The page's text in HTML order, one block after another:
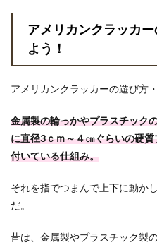
アメリカンクラッカ
よう！
アメリカンクラッカーの遊び方
金属製の輪っかやプラスチック
に直径3ｃｍ～４㎝ぐらいの硬
付いている仕組み。
それを指でつまんで上下に動か
だ。
昔は、金属製やプラスチック製